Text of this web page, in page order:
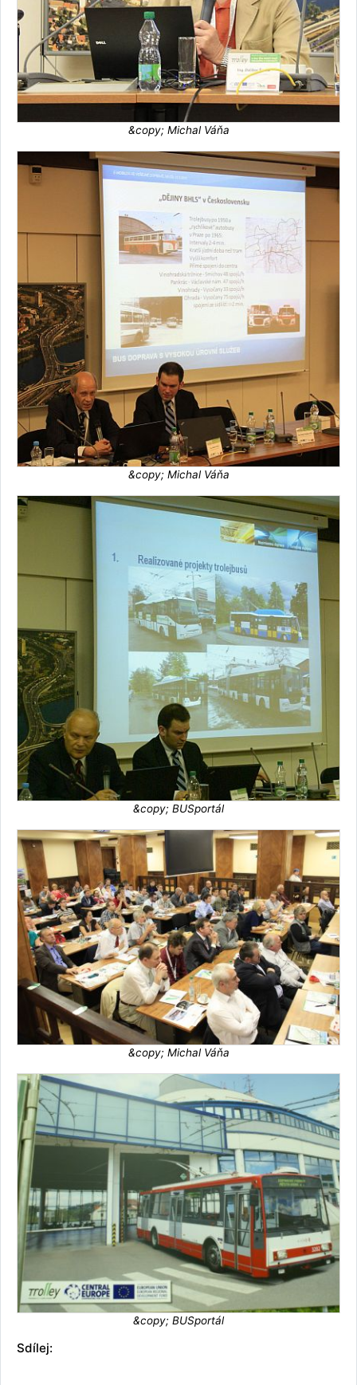
&copy; Michal Váňa
&copy; Michal Váňa
&copy; BUSportál
&copy; Michal Váňa
&copy; BUSportál
Sdílej: